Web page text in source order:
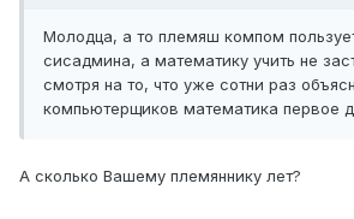
Молодца, а то племяш компом
сисадмина, а математику учить не
смотря на то, что уже сотни раз
компьютерщиков математика первое
А сколько Вашему племяннику лет?